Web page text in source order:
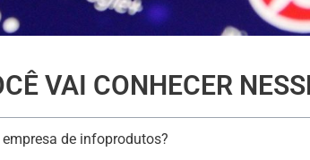
VAI CONHECER
de infoprodutos?